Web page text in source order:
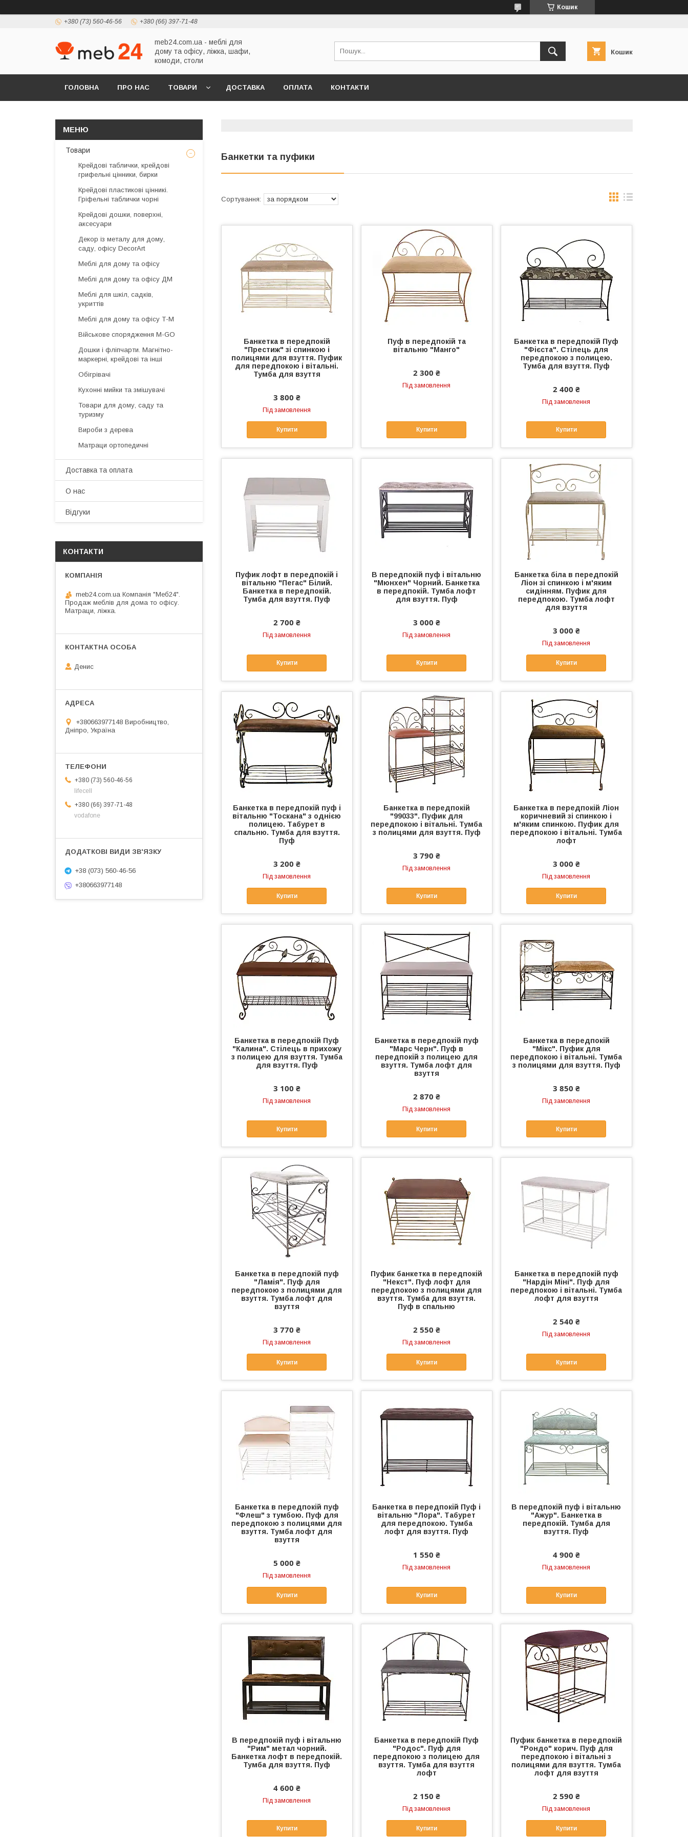
Кошик
+380 (73) 560-46-56 +380 (66) 397-71-48
meb24.com.ua - меблі для
дому та офісу, ліжка, шафи,
комоди, столи
Кошик
ГОЛОВНА ПРО НАС ТОВАРИ ДОСТАВКА ОПЛАТА КОНТАКТИ
Банкетки та пуфики
Банкетка в передпокій
"Престиж" зі спинкою і
полицями для взуття. Пуфик
для передпокою і вітальні.
Тумба для взуття
3 800 ₴
Під замовлення
Купити
Пуф в передпокій та
вітальню "Манго"
2 300 ₴
Під замовлення
Купити
Банкетка в передпокій Пуф
"Фієста". Стілець для
передпокою з полицею.
Тумба для взуття. Пуф
2 400 ₴
Під замовлення
Купити
Пуфик лофт в передпокій і
вітальню "Пегас" Білий.
Банкетка в передпокій.
Тумба для взуття. Пуф
2 700 ₴
Під замовлення
Купити
В передпокій пуф і вітальню
"Мюнхен" Чорний. Банкетка
в передпокій. Тумба лофт
для взуття. Пуф
3 000 ₴
Під замовлення
Купити
Банкетка біла в передпокій
Ліон зі спинкою і м'яким
сидінням. Пуфик для
передпокою. Тумба лофт
для взуття
3 000 ₴
Під замовлення
Купити
Банкетка в передпокій пуф і
вітальню "Тоскана" з однією
полицею. Табурет в
спальню. Тумба для взуття.
Пуф
3 200 ₴
Під замовлення
Купити
Банкетка в передпокій
"99033". Пуфик для
передпокою і вітальні. Тумба
з полицями для взуття. Пуф
3 790 ₴
Під замовлення
Купити
Банкетка в передпокій Ліон
коричневий зі спинкою і
м'яким спинкою. Пуфик для
передпокою і вітальні. Тумба
лофт
3 000 ₴
Під замовлення
Купити
Банкетка в передпокій Пуф
"Калина". Стілець в прихожу
з полицею для взуття. Тумба
для взуття. Пуф
3 100 ₴
Під замовлення
Купити
Банкетка в передпокій пуф
"Марс Черн". Пуф в
передпокій з полицею для
взуття. Тумба лофт для
взуття
2 870 ₴
Під замовлення
Купити
Банкетка в передпокій
"Мікс". Пуфик для
передпокою і вітальні. Тумба
з полицями для взуття. Пуф
3 850 ₴
Під замовлення
Купити
Банкетка в передпокій пуф
"Ламія". Пуф для
передпокою з полицями для
взуття. Тумба лофт для
взуття
3 770 ₴
Під замовлення
Купити
Пуфик банкетка в передпокій
"Некст". Пуф лофт для
передпокою з полицями для
взуття. Тумба для взуття.
Пуф в спальню
2 550 ₴
Під замовлення
Купити
Банкетка в передпокій пуф
"Нардін Міні". Пуф для
передпокою і вітальні. Тумба
лофт для взуття
2 540 ₴
Під замовлення
Купити
Банкетка в передпокій пуф
"Флеш" з тумбою. Пуф для
передпокою з полицями для
взуття. Тумба лофт для
взуття
5 000 ₴
Під замовлення
Купити
Банкетка в передпокій Пуф і
вітальню "Лора". Табурет
для передпокою. Тумба
лофт для взуття. Пуф
1 550 ₴
Під замовлення
Купити
В передпокій пуф і вітальню
"Ажур". Банкетка в
передпокій. Тумба для
взуття. Пуф
4 900 ₴
Під замовлення
Купити
В передпокій пуф і вітальню
"Рим" метал чорний.
Банкетка лофт в передпокій.
Тумба для взуття. Пуф
4 600 ₴
Під замовлення
Купити
Банкетка в передпокій Пуф
"Родос". Пуф для
передпокою з полицею для
взуття. Тумба для взуття
лофт
2 150 ₴
Під замовлення
Купити
Пуфик банкетка в передпокій
"Рондо" корич. Пуф для
передпокою і вітальні з
полицями для взуття. Тумба
лофт для взуття
2 590 ₴
Під замовлення
Купити
Товари
Крейдові таблички, крейдові
грифельні цінники, бирки
Крейдові пластикові цінникі.
Гріфельні таблички чорні
Крейдові дошки, поверхні,
аксесуари
Декор із металу для дому,
саду, офісу DecorArt
Меблі для дому та офісу
Меблі для дому та офісу ДМ
Меблі для шкіл, садків,
укриттів
Меблі для дому та офісу Т-М
Військове спорядження M-GO
Дошки і фліпчарти. Магнітно-
маркерні, крейдові та інші
Обігрівачі
Кухонні мийки та змішувачі
Товари для дому, саду та
туризму
Вироби з дерева
Матраци ортопедичні
Доставка та оплата
О нас
Відгуки
КОНТАКТИ
meb24.com.ua Компанія "Меб24".
Продаж меблів для дома то офісу.
Матраци, ліжка.
Денис
+380663977148 Виробництво,
Дніпро, Україна
+380 (73) 560-46-56
lifecell
+380 (66) 397-71-48
vodafone
+38 (073) 560-46-56
+380663977148